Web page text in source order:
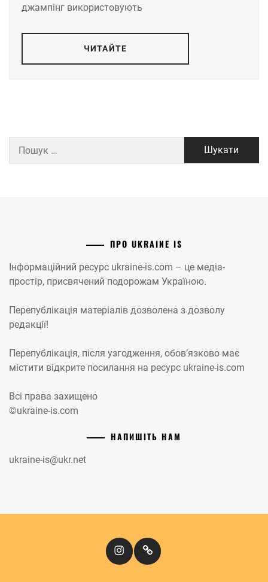
джампінг використовують
ЧИТАЙТЕ
ПРО UKRAINE IS
Інформаційний ресурс ukraine-is.com – це медіа-
простір, присвячений подорожам Україною.
Перепублікація матеріалів дозволена з дозволу
редакції!
Перепублікація, після узгодження, обов’язково має
містити відкрите посилання на ресурс ukraine-is.com
Всі права захищено
©ukraine-is.com
НАПИШІТЬ НАМ
ukraine-is@ukr.net
InstagramКіномандри